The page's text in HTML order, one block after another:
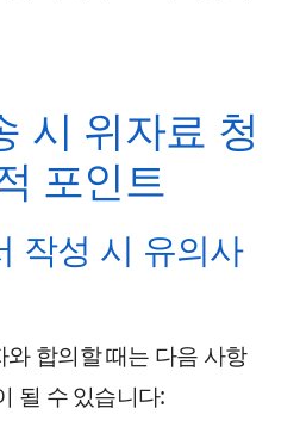
시 위자료 청
포인트
작성 시 유의사
합의할 때는 다음 사항
될 수 있습니다: